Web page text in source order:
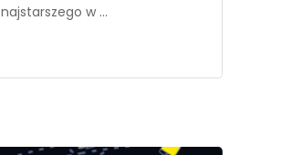
najstarszego w ...